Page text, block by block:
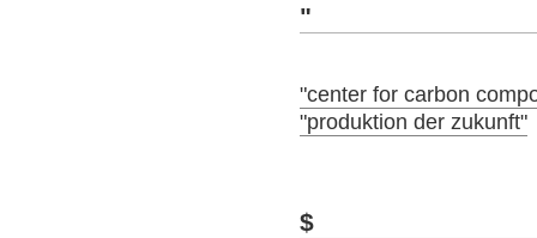
"
"center for carbon
"produktion der zukunft"
$